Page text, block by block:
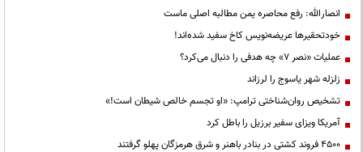
انصارالله: رفع محاصره یمن مطالبه اصلی ماست
خودتحقیرها عریضه‌نویس کاخ سفید شده‌اند!
عملیات «نصر ۷» چه هدفی را دنبال می‌کرد؟
زلزله شهر یاسوج را لرزاند
تشخیص روان‌شناختی ترامپ: «او تجسم خالص شیطان است!»
آمریکا ویزای سفیر برزیل را باطل کرد
۴۵۰۰ فروند کشتی در بنادر باهنر و شرق هرمزگان پهلو گرفتند